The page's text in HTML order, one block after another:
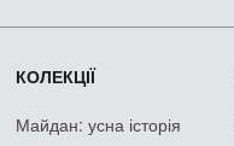
КОЛЕКЦІЇ
Майдан: усна історія